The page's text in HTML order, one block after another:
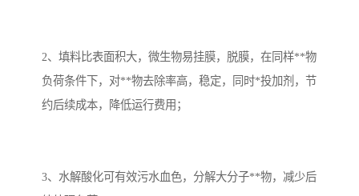
2、填料比表面积大，微生物易挂膜，脱膜，在同样**物
负荷条件下，对**物去除率高，稳定，同时*投加剂，节
约后续成本，降低运行费用；
3、水解酸化可有效污水血色，分解大分子**物，减少后